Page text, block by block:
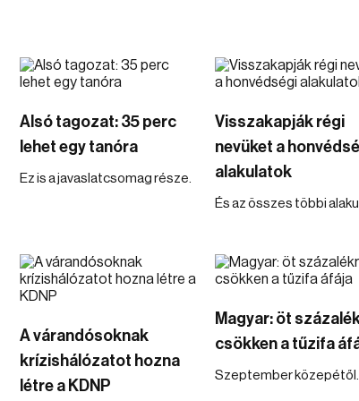
Alsó tagozat: 35 perc
lehet egy tanóra
Ez is a javaslatcsomag része.
Visszakapják régi
nevüket a
alakulatok
És az összes többi
A várandósoknak
krízishálózatot hozna
létre a KDNP
Magyar: öt
csökken a tűzifa
Szeptember közepétől.